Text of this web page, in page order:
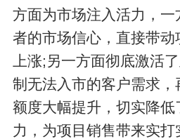
方面为市场注入活力，
者的市场信心，直接带
上涨;另一方面彻底激活
制无法入市的客户需求
额度大幅提升，切实降
力，为项目销售带来实打